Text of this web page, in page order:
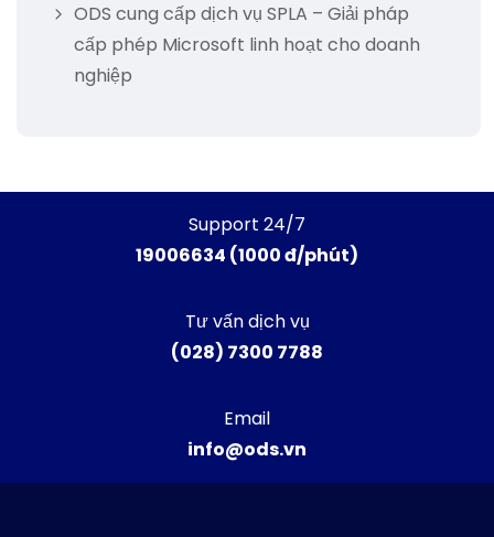
ODS cung cấp dịch vụ SPLA – Giải pháp
cấp phép Microsoft linh hoạt cho doanh
nghiệp
Support 24/7
19006634 (1000 đ/phút)
Tư vấn dịch vụ
(028) 7300 7788
Email
info@ods.vn